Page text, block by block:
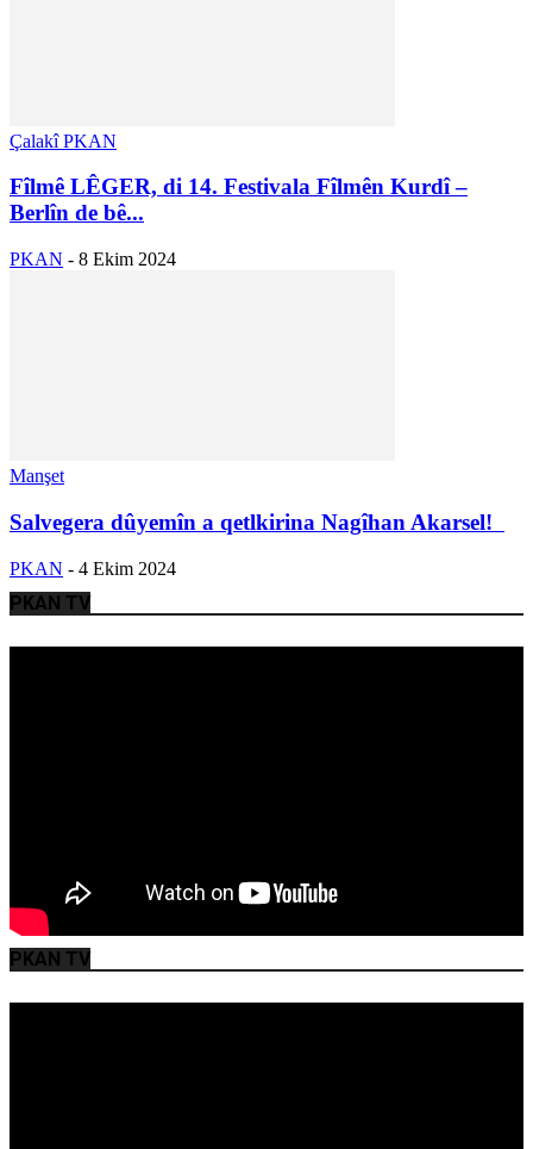
Çalakî PKAN
Fîlmê LÊGER, di 14. Festivala Fîlmên Kurdî –
Berlîn de bê...
PKAN - 8 Ekim 2024
Manşet
Salvegera dûyemîn a qetlkirina Nagîhan Akarsel!
PKAN - 4 Ekim 2024
PKAN TV
PKAN TV